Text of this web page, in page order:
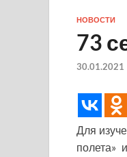
НОВОСТИ
73
30.01.2021
Для
полета»